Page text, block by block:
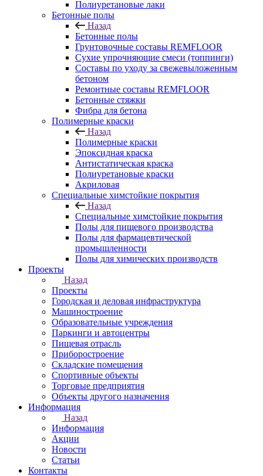
Полиуретановые лаки
Бетонные полы
Назад
Бетонные полы
Грунтовочные составы REMFLOOR
Сухие упрочняющие смеси (топпинги)
Составы по уходу за свежевыложенным
бетоном
Ремонтные составы REMFLOOR
Бетонные стяжки
Фибра для бетона
Полимерные краски
Назад
Полимерные краски
Эпоксидная краска
Антистатическая краска
Полиуретановые краски
Акриловая
Специальные химстойкие покрытия
Назад
Специальные химстойкие покрытия
Полы для пищевого производства
Полы для фармацевтической
промышленности
Полы для химических производств
Проекты
Назад
Проекты
Городская и деловая инфраструктура
Машиностроение
Образовательные учреждения
Паркинги и автоцентры
Пищевая отрасль
Приборостроение
Складские помещения
Спортивные объекты
Торговые предприятия
Объекты другого назначения
Информация
Назад
Информация
Акции
Новости
Статьи
Контакты